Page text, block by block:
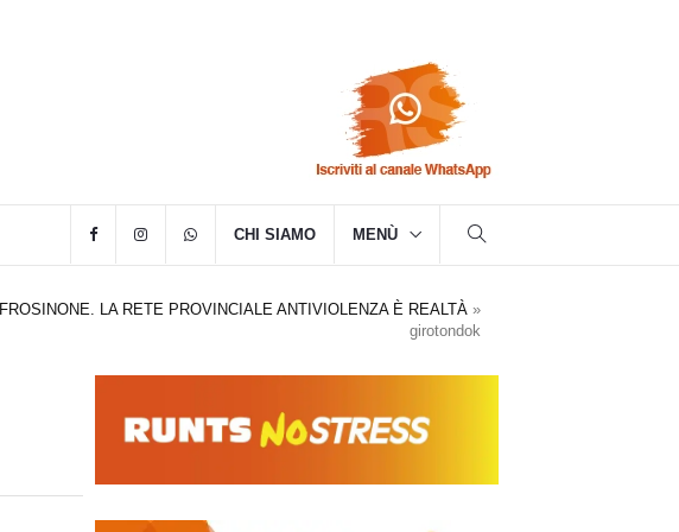
CHI SIAMO MENÙ
FROSINONE. LA RETE PROVINCIALE ANTIVIOLENZA È REALTÀ »
girotondok